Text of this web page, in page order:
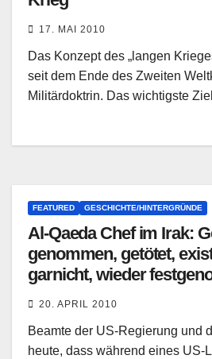
17. MAI 2010
Das Konzept des „langen
seit dem Ende des Zweiten
Militärdoktrin. Das wichtigste
FEATURED GESCHICHTE/HINTERGRÜNDE
Al-Qaeda Chef im Irak:
genommen, getötet,
garnicht, wieder
erneut getötet
20. APRIL 2010
Beamte der US-Regierung und
heute, dass während eines US-